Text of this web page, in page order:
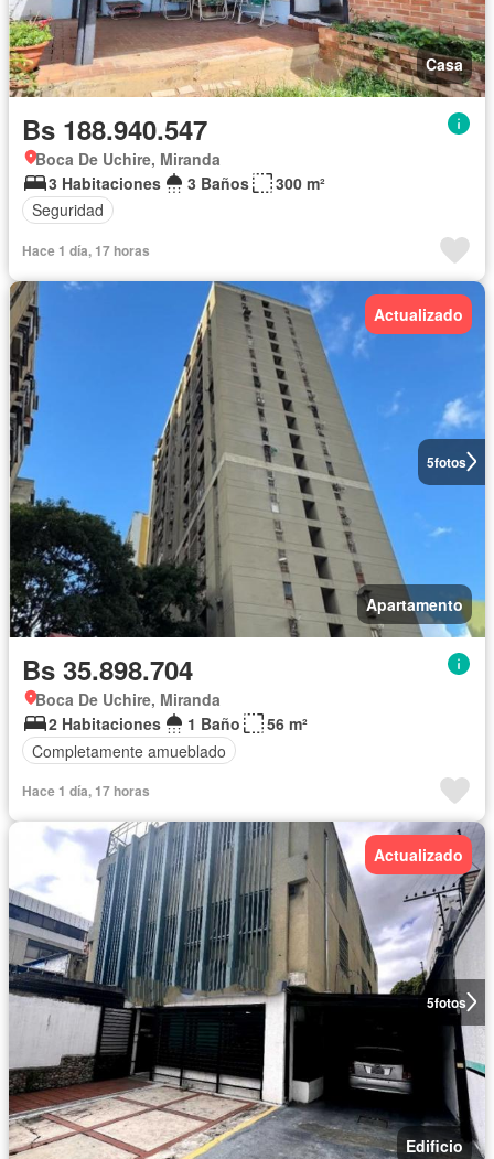
Casa
Bs 188.940.547
Boca De Uchire, Miranda
3 Habitaciones
3 Baños
300 m²
Seguridad
Hace 1 día, 17 horas
5fotos
Actualizado
Apartamento
Bs 35.898.704
Boca De Uchire, Miranda
2 Habitaciones
1 Baño
56 m²
Completamente amueblado
Hace 1 día, 17 horas
5fotos
Actualizado
Edificio